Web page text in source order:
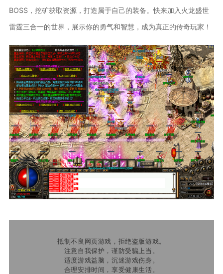
BOSS，挖矿获取资源，打造属于自己的装备。快来加入火龙盛世
雷霆三合一的世界，展示你的勇气和智慧，成为真正的传奇玩家！
抵制不良网页游戏，拒绝盗版游戏。
注意自我保护，谨防受骗上当。
适度游戏益脑，沉迷游戏伤身。
合理安排时间，享受健康生活。